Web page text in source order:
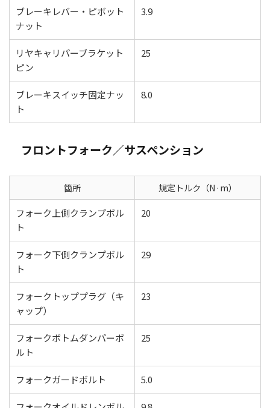
ブレーキレバー・ピボット
ナット
3.9
リヤキャリパーブラケット
ピン
25
ブレーキスイッチ固定ナッ
ト
8.0
フロントフォーク／サスペンション
箇所
規定トルク（N·m）
フォーク上側クランプボル
ト
20
フォーク下側クランプボル
ト
29
フォークトッププラグ（キ
ャップ）
23
フォークボトムダンパーボ
ルト
25
フォークガードボルト 5.0